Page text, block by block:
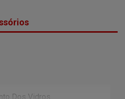
Dos Vidros